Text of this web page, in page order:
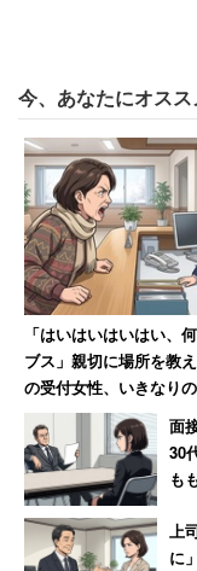
じゃねぇよ』的な
『え？じゃあどん
ん？』とわからな
会社全体で有休が
陰口を言われるの
いでにその数年後
今、あなたにオスス
「はいはいはいはい、
ブス」親切に場所を教
の受付女性、いきなり
絶句
面
30
も
上
に